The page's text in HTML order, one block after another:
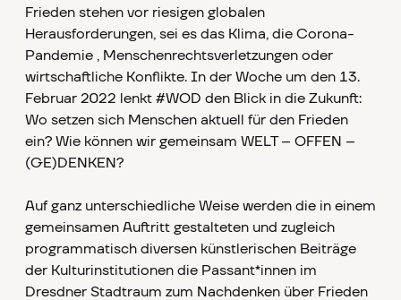
Frieden stehen vor riesigen globalen
Herausforderungen, sei es das Klima, die Corona-
Pandemie , Menschenrechtsverletzungen oder
wirtschaftliche Konflikte. In der Woche um den 13.
Februar 2022 lenkt #WOD den Blick in die Zukunft:
Wo setzen sich Menschen aktuell für den Frieden
ein? Wie können wir gemeinsam WELT – OFFEN –
(GE)DENKEN?
Auf ganz unterschiedliche Weise werden die in einem
gemeinsamen Auftritt gestalteten und zugleich
programmatisch diversen künstlerischen Beiträge
der Kulturinstitutionen die Passant*innen im
Dresdner Stadtraum zum Nachdenken über Frieden